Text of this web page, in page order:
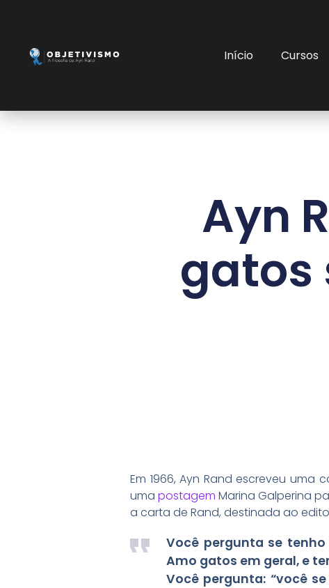
Início Cursos
Ayn
gatos
Em 1966, Ayn Rand escreveu
umapostagem Marina Galperina
a carta de Rand, destinada ao
Você pergunta se
Amo gatos em geral, e
Você pergunta: “você